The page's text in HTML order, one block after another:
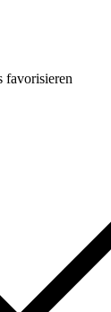
favorisieren